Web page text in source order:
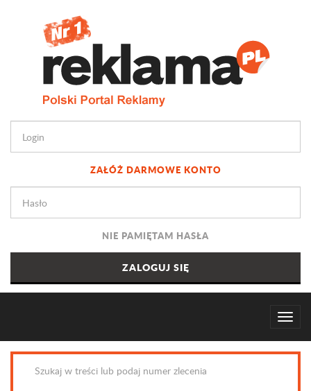
ZAŁÓŻ DARMOWE KONTO
NIE PAMIĘTAM HASŁA